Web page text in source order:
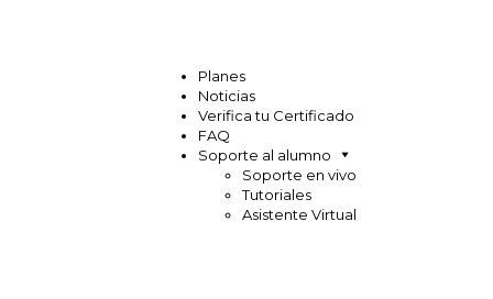
Planes
Noticias
Verifica tu Certificado
FAQ
Soporte al alumno
Soporte en vivo
Tutoriales
Asistente Virtual